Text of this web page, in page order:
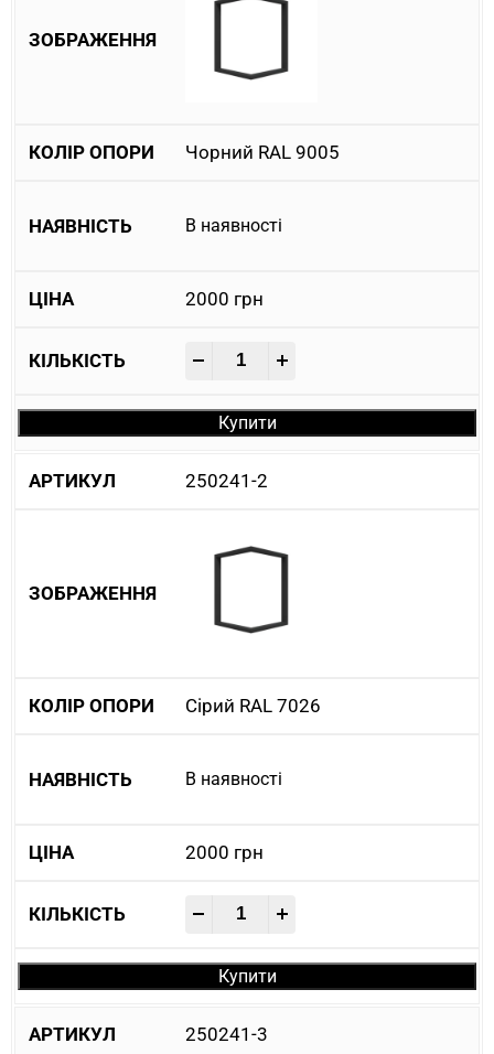
Чорний RAL 9005
В наявності
2000 грн
Купити
250241-2
Сірий RAL 7026
В наявності
2000 грн
Купити
250241-3